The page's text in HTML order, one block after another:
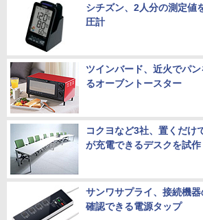
シチズン、2人分の測定値
圧計
ツインバード、近火でパ
るオーブントースター
コクヨなど3社、置くだけ
が充電できるデスクを試作
サンワサプライ、接続機
確認できる電源タップ